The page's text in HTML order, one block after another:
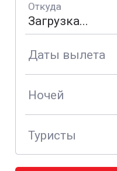
Откуда
Даты вылета
Ночей
Туристы